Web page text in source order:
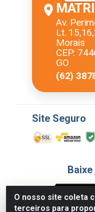
O nosso site coleta
terceiros para
Av.
Lt.
Morais
CEP:
GO
(62)
Site Seguro